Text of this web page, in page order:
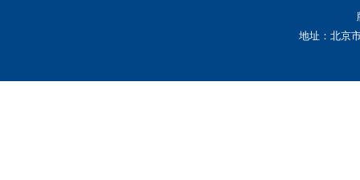
地址：北京